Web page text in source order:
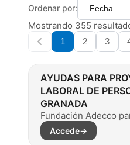
Ordenar por:
Mostrando 355
1 2 3
AYUDAS PARA
LABORAL DE
GRANADA
Fundación Adecco
Accede→